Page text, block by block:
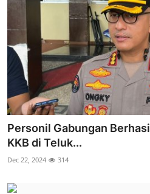
Personil Gabungan
KKB di Teluk...
Dec 22, 2024 314